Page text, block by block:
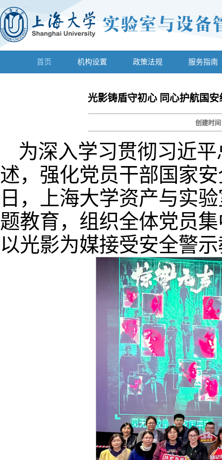
首页 机构设置 政策法规 服务指南
光影铸盾守初心 同心护航国
创建时
为深入学习贯彻习近
述，强化党员干部国家
日，上海大学资产与实
题教育，组织全体党员
以光影为媒接受安全警